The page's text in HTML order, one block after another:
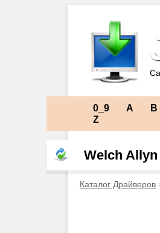
0_9 A B
Z
Welch
Каталог Драйверов